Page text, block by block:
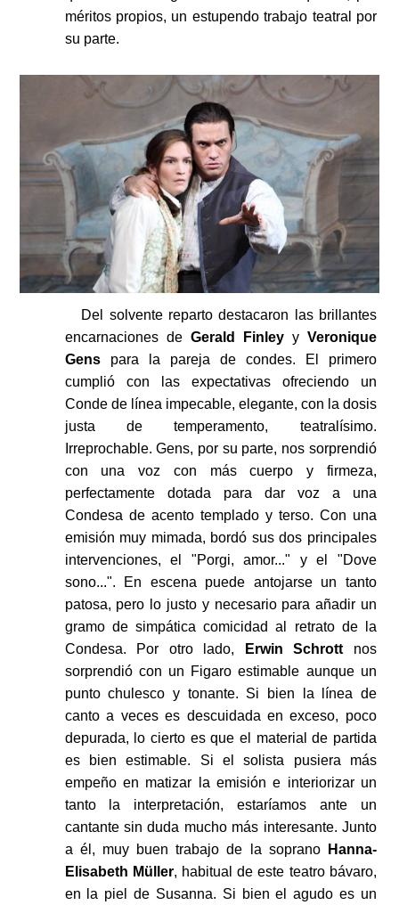
méritos propios, un estupendo trabajo teatral por
su parte.
Del solvente reparto destacaron las brillantes
encarnaciones de Gerald Finleyy Veronique
Genspara la pareja de condes. El primero
cumplió con las expectativas ofreciendo un
Conde de línea impecable, elegante, con la dosis
justa de temperamento, teatralísimo.
Irreprochable. Gens, por su parte, nos sorprendió
con una voz con más cuerpo y firmeza,
perfectamente dotada para dar voz a una
Condesa de acento templado y terso. Con una
emisión muy mimada, bordó sus dos principales
intervenciones, el "Porgi, amor..." y el "Dove
sono...". En escena puede antojarse un tanto
patosa, pero lo justo y necesario para añadir un
gramo de simpática comicidad al retrato de la
Condesa. Por otro lado,
Erwin Schrott nos
sorprendió con un Figaro estimable aunque un
punto chulesco y tonante. Si bien la línea de
canto a veces es descuidada en exceso, poco
depurada, lo cierto es que el material de partida
es bien estimable. Si el solista pusiera más
empeño en matizar la emisión e interiorizar un
tanto la interpretación, estaríamos ante un
cantante sin duda mucho más interesante. Junto
a él, muy buen trabajo de la soprano
Hanna-
Elisabeth Müller, habitual de este teatro bávaro,
en la piel de Susanna. Si bien el agudo es un